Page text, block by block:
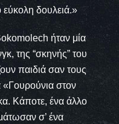
εύκολη δουλειά.»
ήταν μία
της “σκηνής” του
παιδιά σαν τους
«Γουρούνια στον
Κάποτε, ένα άλλο
σ’ ένα